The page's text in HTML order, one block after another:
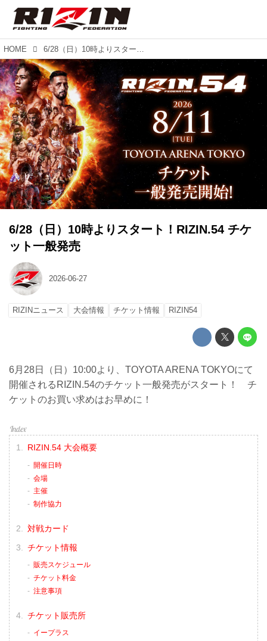
HOME 6/28（日）10時よりスタート！RIZIN.54 チケット一般発売
6/28（日）10時よりスタート！RIZIN.54 チケ
ット一般発売
2026-06-27
RIZINニュース 大会情報 チケット情報 RIZIN54
6月28日（日）10:00より、TOYOTA ARENA TOKYOにて
開催されるRIZIN.54のチケット一般発売がスタート！ チ
ケットのお買い求めはお早めに！
RIZIN.54 大会概要
開催日時
会場
主催
制作協力
対戦カード
チケット情報
販売スケジュール
チケット料金
注意事項
チケット販売所
イープラス